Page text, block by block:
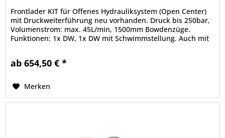
Frontlader KIT für Offenes Hydrauliksystem (Open Center)
mit Druckweiterführung neu vorhanden. Druck bis 250bar,
Volumenstrom: max. 45L/min, 1500mm Bowdenzüge.
Funktionen: 1x DW, 1x DW mit Schwimmstellung. Auch mit
ab 654,50 € *
Merken